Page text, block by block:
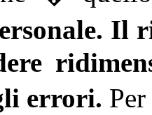
Il
errori.